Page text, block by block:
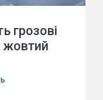
грозові
жовтий